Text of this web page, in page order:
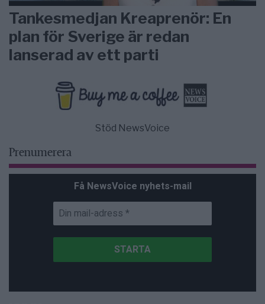
Tankesmedjan Kreaprenör: En
plan för Sverige är redan
lanserad av ett parti
Stöd NewsVoice
Prenumerera
Få NewsVoice nyhets-mail